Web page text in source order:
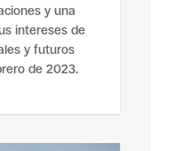
y una
intereses de
y futuros
de 2023.